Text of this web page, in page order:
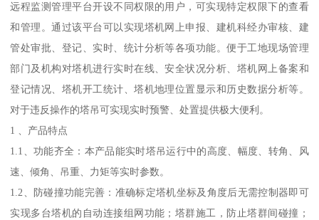
远程监测管理平台开设不同权限的用户，可实现特定权限下的查看
和管理。通过该平台可以实现塔机网上申报、建机科经办审核、建
管处审批、登记、实时、统计分析等各项功能。便于工地现场管理
部门及机构对塔机进行实时在线、安全状况分析、塔机网上备案和
登记情况、塔机开工统计、塔机地理位置显示和历史数据分析等。
对于违反操作的塔吊可实现实时预警、处置提供极大便利。
1 、产品特点
1.1、功能齐全：本产品能实时塔吊运行中的高度、幅度、转角、风
速、倾角、吊重、力矩等实时参数。
1.2、防碰撞功能完善：准确标定塔机坐标及角度后无需控制器即可
实现多台塔机的自动连接组网功能；塔群施工，防止塔群间碰撞；